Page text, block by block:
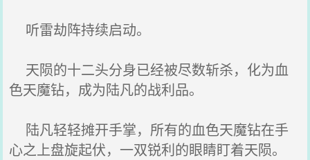
听雷劫阵持续启动。
天陨的十二头分身已经被尽数斩杀，化为血
色天魔钻，成为陆凡的战利品。
陆凡轻轻摊开手掌，所有的血色天魔钻在手
心之上盘旋起伏，一双锐利的眼睛盯着天陨。